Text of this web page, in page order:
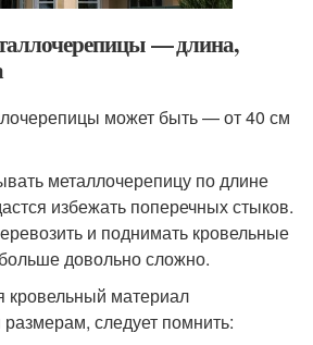
— длина,
может быть — от 40 см
металлочерепицу по длине
избежать поперечных стыков.
и поднимать кровельные
довольно сложно.
кровельный материал
следует помнить: